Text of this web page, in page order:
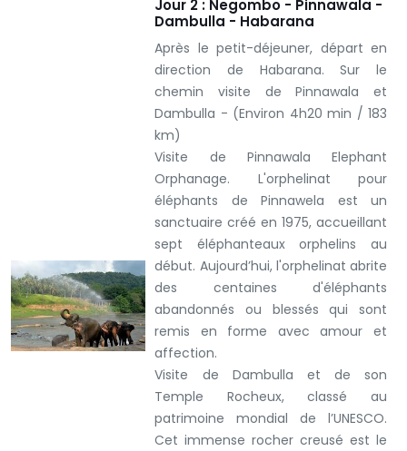
Jour 2 : Negombo - Pinnawala -
Dambulla - Habarana
Après le petit-déjeuner, départ en
direction de Habarana. Sur le
chemin visite de Pinnawala et
Dambulla - (Environ 4h20 min / 183
km)
Visite de Pinnawala Elephant
Orphanage. L'orphelinat pour
éléphants de Pinnawela est un
sanctuaire créé en 1975, accueillant
sept éléphanteaux orphelins au
début. Aujourd’hui, l'orphelinat abrite
des centaines d'éléphants
abandonnés ou blessés qui sont
remis en forme avec amour et
affection.
Visite de Dambulla et de son
Temple Rocheux, classé au
patrimoine mondial de l’UNESCO.
Cet immense rocher creusé est le